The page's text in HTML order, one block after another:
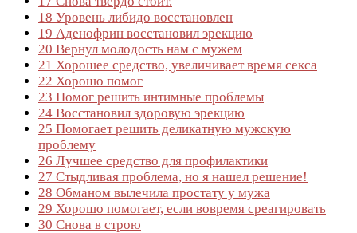
18 Уровень либидо восстановлен
19 Аденофрин восстановил эрекцию
20 Вернул молодость нам с мужем
21 Хорошее средство, увеличивает время секса
22 Хорошо помог
23 Помог решить интимные проблемы
24 Восстановил здоровую эрекцию
25 Помогает решить деликатную мужскую
проблему
26 Лучшее средство для профилактики
27 Стыдливая проблема, но я нашел решение!
28 Обманом вылечила простату у мужа
29 Хорошо помогает, если вовремя среагировать
30 Снова в строю